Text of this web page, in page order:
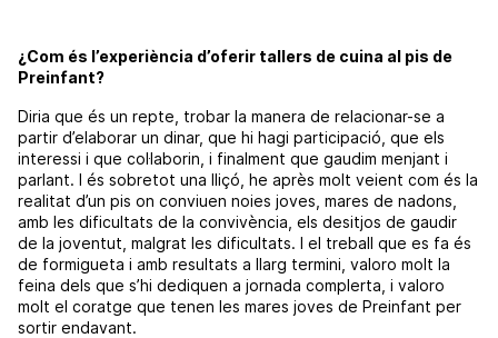
¿Com és l’experiència d’oferir tallers de cuina al pis de
Preinfant?
Diria que és un repte, trobar la manera de relacionar-se a
partir d’elaborar un dinar, que hi hagi participació, que els
interessi i que col·laborin, i finalment que gaudim menjant i
parlant. I és sobretot una lliçó, he après molt veient com és la
realitat d’un pis on conviuen noies joves, mares de nadons,
amb les dificultats de la convivència, els desitjos de gaudir
de la joventut, malgrat les dificultats. I el treball que es fa és
de formigueta i amb resultats a llarg termini, valoro molt la
feina dels que s’hi dediquen a jornada complerta, i valoro
molt el coratge que tenen les mares joves de Preinfant per
sortir endavant.